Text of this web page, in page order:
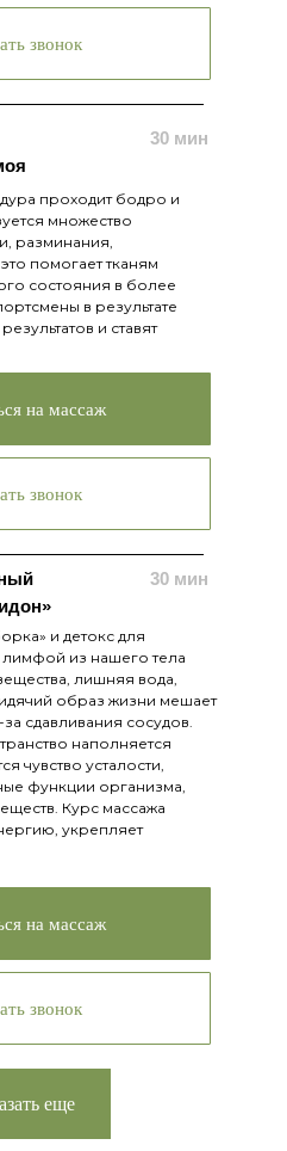
звонок
проходит бодро и
множество
разминания,
помогает тканям
состояния в более
в результате
и ставят
30 мин
звонок
на массаж
и детокс для
лимфой из нашего тела
лишняя вода,
образ жизни мешает
сдавливания сосудов.
наполняется
чувство усталости,
функции организма,
Курс массажа
укрепляет
30 мин
звонок
на массаж
еще